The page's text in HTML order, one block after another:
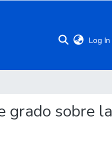
Log In
grado sobre la